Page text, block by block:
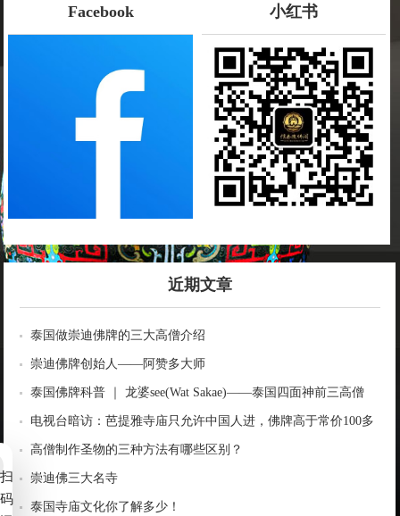
Facebook 小红书
近期文章
泰国做崇迪佛牌的三大高僧介绍
崇迪佛牌创始人——阿赞多大师
泰国佛牌科普 ｜ 龙婆see(Wat Sakae)——泰国四面神前三高僧
电视台暗访：芭提雅寺庙只允许中国人进，佛牌高于常价100多
倍！
高僧制作圣物的三种方法有哪些区别？
崇迪佛三大名寺
泰国寺庙文化你了解多少！
扫
码